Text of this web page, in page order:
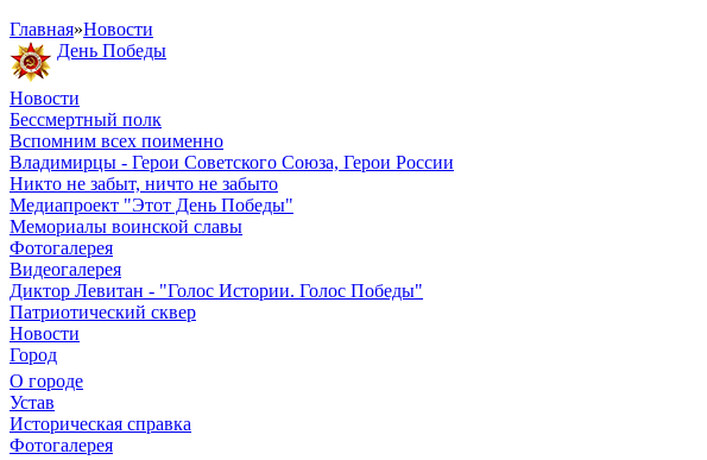
Главная»Новости
День Победы
Новости
Бессмертный полк
Вспомним всех поименно
Владимирцы - Герои Советского Союза, Герои России
Никто не забыт, ничто не забыто
Медиапроект "Этот День Победы"
Мемориалы воинской славы
Фотогалерея
Видеогалерея
Диктор Левитан - "Голос Истории. Голос Победы"
Патриотический сквер
Новости
Город
О городе
Устав
Историческая справка
Фотогалерея